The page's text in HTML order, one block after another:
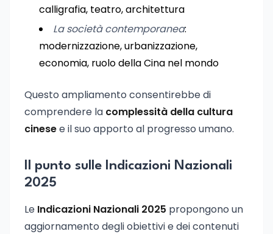
calligrafia, teatro, architettura
La società contemporanea:
modernizzazione, urbanizzazione,
economia, ruolo della Cina nel mondo
Questo ampliamento consentirebbe di
comprendere la complessità della cultura
cinesee il suo apporto al progresso umano.
Il punto sulle Indicazioni Nazionali
2025
Le Indicazioni Nazionali 2025 propongono un
aggiornamento degli obiettivi e dei contenuti